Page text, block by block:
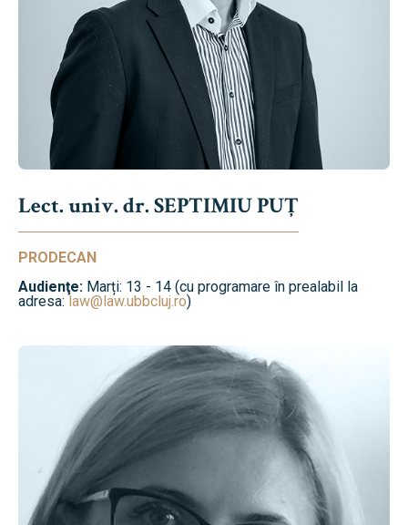
Lect. univ. dr. SEPTIMIU PUȚ
PRODECAN
Audienţe: Marți: 13 - 14 (cu programare în prealabil la
adresa:law@law.ubbcluj.ro)